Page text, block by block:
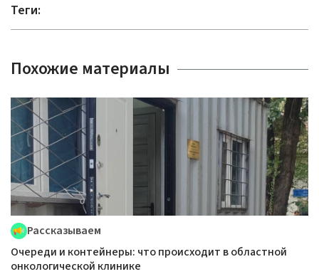
Теги:
Похожие материалы
Рассказываем
Очереди и контейнеры: что происходит в областной
онкологической клинике